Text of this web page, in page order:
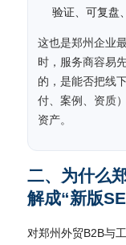
验证、可复盘
这也是郑州企业
时，服务商容易
的，是能否把线
付、案例、资质
资产。
二、为什么
解成“新版
对郑州外贸B2B与